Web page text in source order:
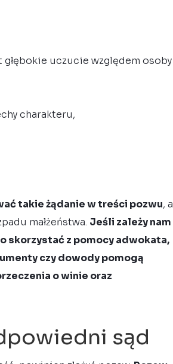
uczucie względem osoby
charakteru,
takie żądanie w treści pozwu, a
małżeństwa. Jeśli zależy nam
skorzystać z pomocy adwokata,
czy dowody pomogą
o winie oraz
sąd